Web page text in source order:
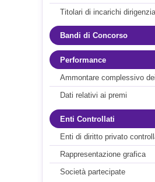
Titolari di incarichi
Bandi di Concorso
Performance
Ammontare complessivo
Dati relativi ai premi
Enti Controllati
Enti di diritto privato
Rappresentazione grafica
Società partecipate